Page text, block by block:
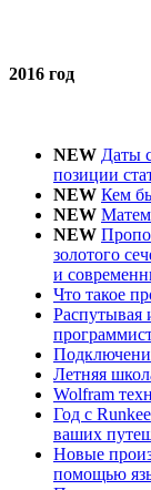
2016 год
NEW Даты
позиции
NEW Кем
NEW
NEW
золотого
и
Что такое
Распутывая
Летняя
Wolfram
Год с
ваших
Новые
помощью